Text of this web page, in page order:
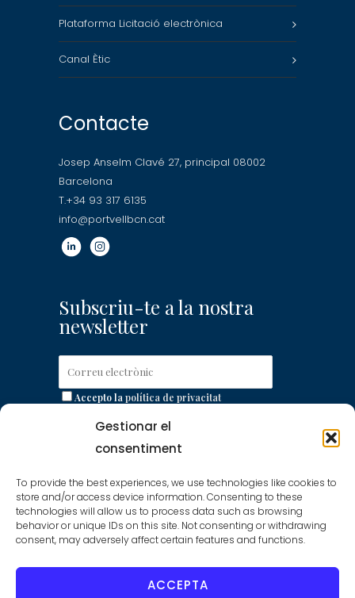
Gestionar el
consentiment
To provide the best experiences, we use technologies like cookies to
store and/or access device information. Consenting to these
technologies will allow us to process data such as browsing
behavior or unique IDs on this site. Not consenting or withdrawing
consent, may adversely affect certain features and functions.
ACCEPTA
Plataforma Licitació electrònica
Canal Ètic
Contacte
Josep Anselm Clavé 27, principal 08002
Barcelona
T.+34 93 317 6135
info@portvellbcn.cat
Subscriu-te a la nostra
newsletter
Accepto lapolítica de privacitat
Accés a la Plataforma
de Licitació Electrònica
Gerència Urbanística Port Vell